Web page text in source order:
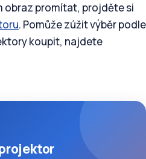
obraz promítat, projděte si
. Pomůže zúžit výběr podle
koupit, najdete